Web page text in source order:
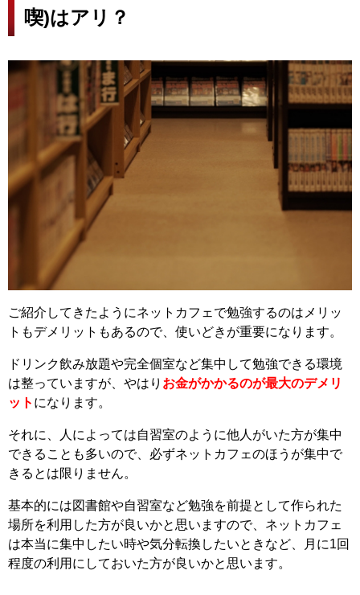
喫)はアリ？
ご紹介してきたようにネットカフェで勉強するのはメリッ
トもデメリットもあるので、使いどきが重要になります。
ドリンク飲み放題や完全個室など集中して勉強できる環境
は整っていますが、やはり お金がかかるのが最大のデメリ
ット になります。
それに、人によっては自習室のように他人がいた方が集中
できることも多いので、必ずネットカフェのほうが集中で
きるとは限りません。
基本的には図書館や自習室など勉強を前提として作られた
場所を利用した方が良いかと思いますので、ネットカフェ
は本当に集中したい時や気分転換したいときなど、月に1回
程度の利用にしておいた方が良いかと思います。